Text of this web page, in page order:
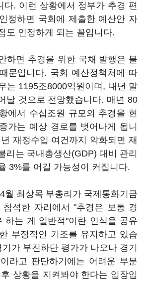
다. 이런 상황에서 정부가 추경 편
정하면 국회에 제출한 예산안 자
도 인정하게 되는 꼴입니다.
하면 추경을 위한 국채 발행은 불
문입니다. 국회 예산정책처에 따
는 1195조8000억원이며, 내년 말
날 것으로 전망했습니다. 매년 80
에서 수십조원 규모의 추경을 현
가는 예상 경로를 벗어나게 됩니
재정수입 여건까지 악화되면 재
리는 국내총생산(GDP) 대비 관리
3%를 어길 가능성이 커집니다.
월 최상목 부총리가 국제통화기금
참석한 자리에서 "추경은 보통 경
하는 게 일반적"이란 인식을 공유
부정적인 기조를 유지하고 있습
가 부진하단 평가가 나오나 경기
라고 판단하기에는 어려운 부분
상황을 지켜봐야 한다는 입장입